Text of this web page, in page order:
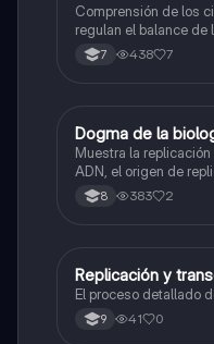
Comprensión de los
regulan el balance de
7 438 7
Biologia
Dogma de la
Muestra la replicación del ADN, lo
ADN, el origen de
ARN y traducción de
8 383 2
Biologia
Replicación y
El proceso detallado
9 41 0